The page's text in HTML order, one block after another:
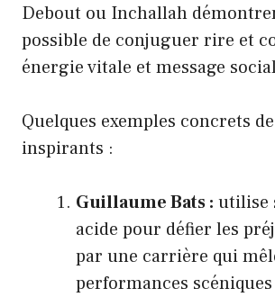
Debout ou Inchallah
possible de conjuguer rire et
énergie vitale et message
Quelques exemples concrets
inspirants :
Guillaume Bats : utilise
acide pour défier les
par une carrière qui
performances